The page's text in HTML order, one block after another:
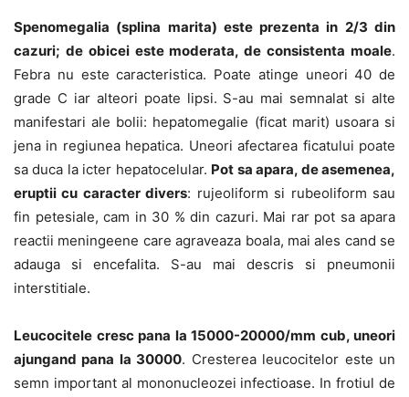
Spenomegalia (splina marita) este prezenta in 2/3 din
cazuri; de obicei este moderata, de consistenta moale.
Febra nu este caracteristica. Poate atinge uneori 40 de
grade C iar alteori poate lipsi. S-au mai semnalat si alte
manifestari ale bolii: hepatomegalie (ficat marit) usoara si
jena in regiunea hepatica. Uneori afectarea ficatului poate
sa duca la icter hepatocelular. Pot sa apara, de asemenea,
eruptii cu caracter divers: rujeoliform si rubeoliform sau
fin petesiale, cam in 30 % din cazuri. Mai rar pot sa apara
reactii meningeene care agraveaza boala, mai ales cand se
adauga si encefalita. S-au mai descris si pneumonii
interstitiale.
Leucocitele cresc pana la 15000-20000/mm cub, uneori
ajungand pana la 30000. Cresterea leucocitelor este un
semn important al mononucleozei infectioase. In frotiul de